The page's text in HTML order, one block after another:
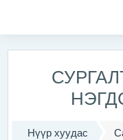
Нүүр хуудас